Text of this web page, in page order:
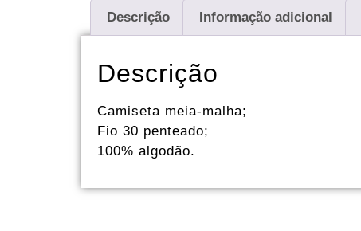
Descrição Informação adicional
Descrição
Camiseta meia-malha;
Fio 30 penteado;
100% algodão.